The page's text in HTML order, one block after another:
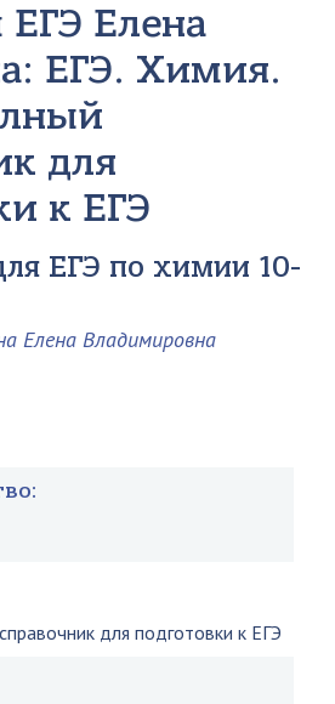
ЕГЭ Елена
ЕГЭ. Химия.
для
к ЕГЭ
ЕГЭ по химии 10-
Елена Владимировна
для подготовки к ЕГЭ